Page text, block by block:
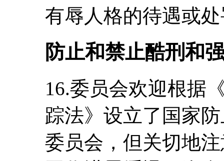
有辱人格的待遇或
防止和禁止酷刑和
16.委员会欢迎根据
踪法》设立了国家
委员会，但关切地